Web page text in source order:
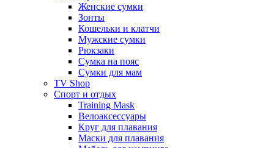
Женские сумки
Зонты
Кошельки и клатчи
Мужские сумки
Рюкзаки
Сумка на пояс
Сумки для мам
TV Shop
Спорт и отдых
Training Mask
Велоаксессуары
Круг для плавания
Маски для плавания